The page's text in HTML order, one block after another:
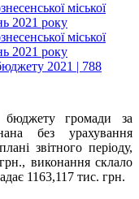
міської
2021 року
міської
2021 року
2021 | 788
бюджету громади за
без урахування
звітного періоду,
виконання склало
1163,117 тис. грн.